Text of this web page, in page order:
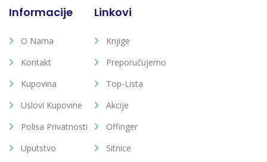
Informacije
O Nama
Kontakt
Kupovina
Uslovi Kupovine
Polisa Privatnosti
Uputstvo
Linkovi
Knjige
Preporučujemo
Top-Lista
Akcije
Offinger
Sitnice